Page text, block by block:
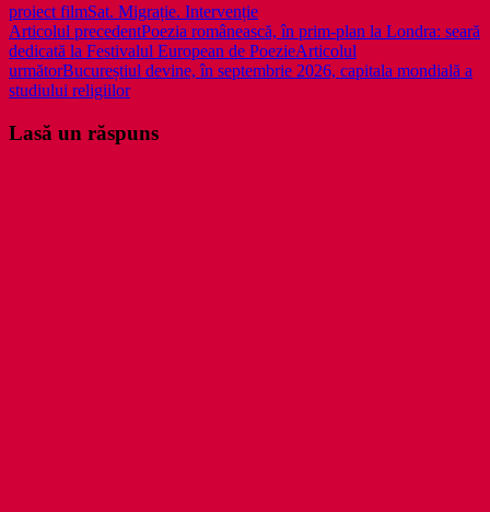
proiect filmSat. Migrație. Intervenție
Navigare
în
articole
Articolul precedentPoezia românească, în prim-plan la Londra: seară
dedicată la Festivalul European de PoezieArticolul
următorBucureștiul devine, în septembrie 2026, capitala mondială a
studiului religiilor
Lasă un răspuns